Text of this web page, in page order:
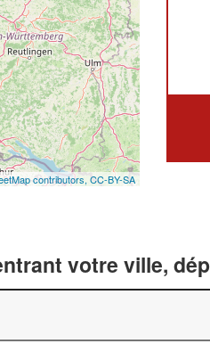
contributors, CC-BY-SA
votre ville,